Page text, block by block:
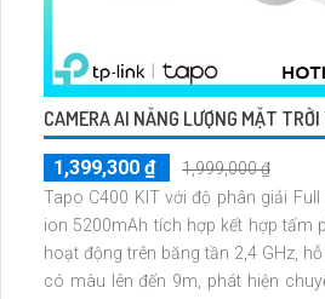
CAMERA AI NĂNG LƯỢNG MẶT
1,399,300 ₫
1,999,000 ₫
Tapo C400 KIT với độ phân giải Full
ion 5200mAh tích hợp kết hợp tấm
hoạt động trên băng tần 2,4 GHz,
có màu lên đến 9m, phát hiện